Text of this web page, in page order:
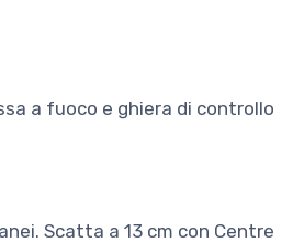
a fuoco e ghiera di controllo
Scatta a 13 cm con Centre